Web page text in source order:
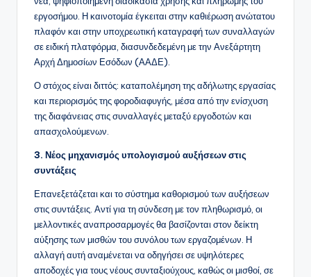
εργοσήμου. Η καινοτομία έγκειται στην καθιέρωση ανώτατου
πλαφόν και στην υποχρεωτική καταγραφή των συναλλαγών
σε ειδική πλατφόρμα, διασυνδεδεμένη με την Ανεξάρτητη
Αρχή Δημοσίων Εσόδων (ΑΑΔΕ).
Ο στόχος είναι διττός: καταπολέμηση της αδήλωτης εργασίας
και περιορισμός της φοροδιαφυγής, μέσα από την ενίσχυση
της διαφάνειας στις συναλλαγές μεταξύ εργοδοτών και
απασχολούμενων.
3. Νέος μηχανισμός υπολογισμού αυξήσεων στις
συντάξεις
Επανεξετάζεται και το σύστημα καθορισμού των αυξήσεων
στις συντάξεις. Αντί για τη σύνδεση με τον πληθωρισμό, οι
μελλοντικές αναπροσαρμογές θα βασίζονται στον δείκτη
αύξησης των μισθών του συνόλου των εργαζομένων. Η
αλλαγή αυτή αναμένεται να οδηγήσει σε υψηλότερες
αποδοχές για τους νέους συνταξιούχους, καθώς οι μισθοί, σε